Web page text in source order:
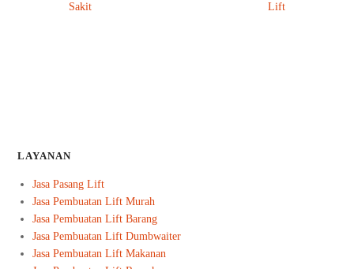
Sakit
Lift
LAYANAN
Jasa Pasang Lift
Jasa Pembuatan Lift Murah
Jasa Pembuatan Lift Barang
Jasa Pembuatan Lift Dumbwaiter
Jasa Pembuatan Lift Makanan